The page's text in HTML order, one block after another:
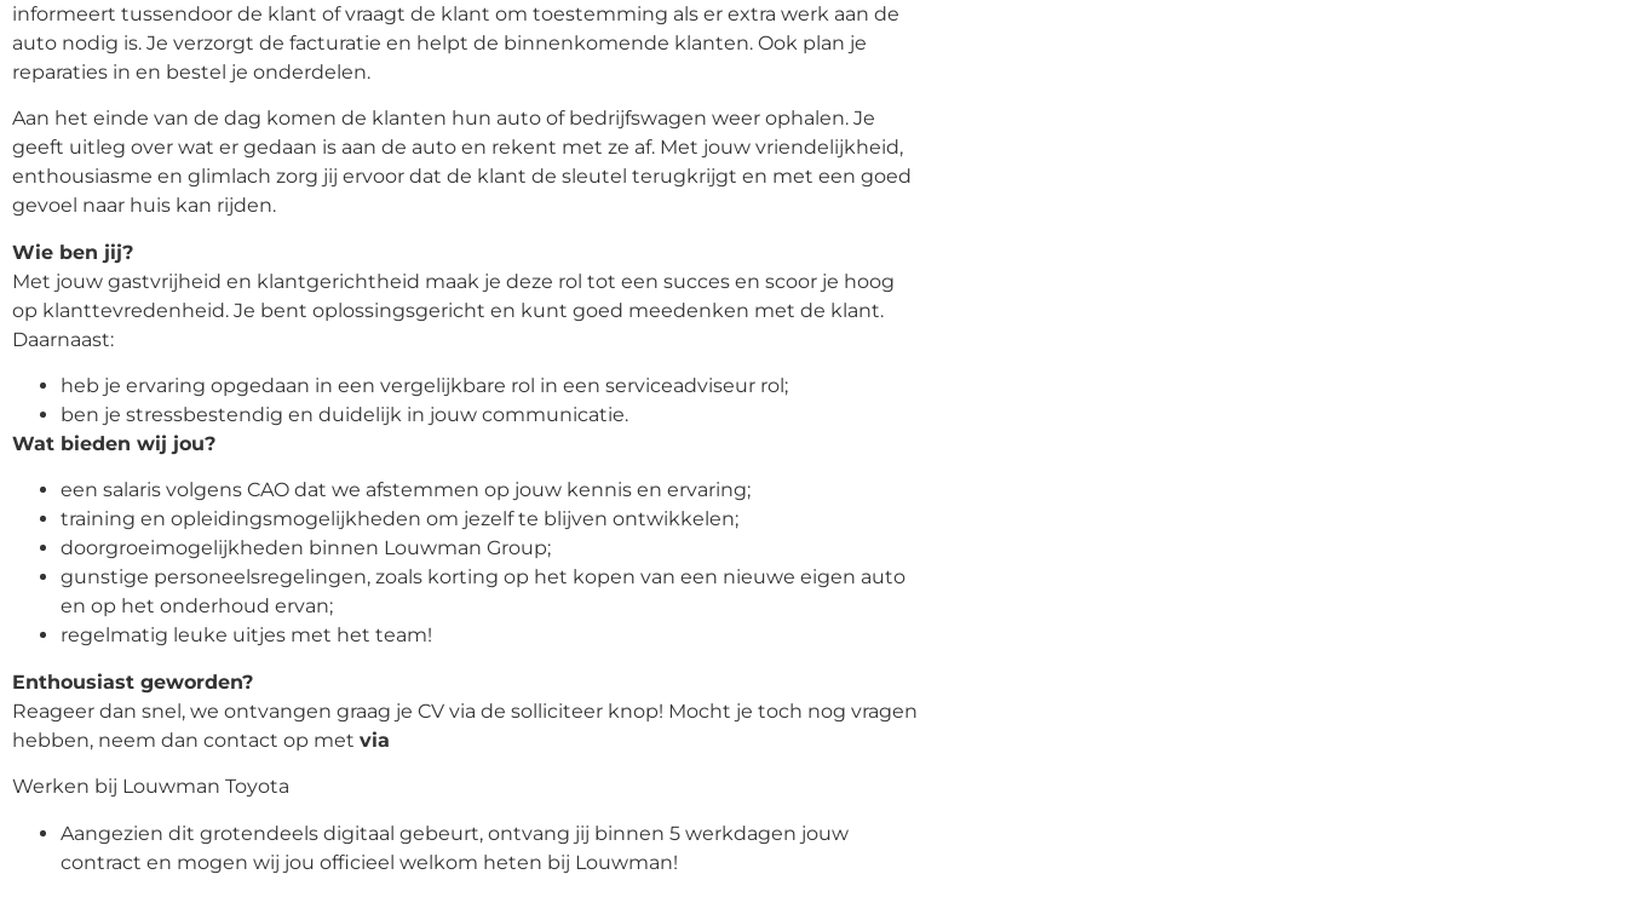
informeert tussendoor de klant of vraagt de klant om toestemming als er extra werk aan de
auto nodig is. Je verzorgt de facturatie en helpt de binnenkomende klanten. Ook plan je
reparaties in en bestel je onderdelen.
Aan het einde van de dag komen de klanten hun auto of bedrijfswagen weer ophalen. Je
geeft uitleg over wat er gedaan is aan de auto en rekent met ze af. Met jouw vriendelijkheid,
enthousiasme en glimlach zorg jij ervoor dat de klant de sleutel terugkrijgt en met een goed
gevoel naar huis kan rijden.
Wie ben jij?
Met jouw gastvrijheid en klantgerichtheid maak je deze rol tot een succes en scoor je hoog
op klanttevredenheid. Je bent oplossingsgericht en kunt goed meedenken met de klant.
Daarnaast:
heb je ervaring opgedaan in een vergelijkbare rol in een serviceadviseur rol;
ben je stressbestendig en duidelijk in jouw communicatie.
Wat bieden wij jou?
een salaris volgens CAO dat we afstemmen op jouw kennis en ervaring;
training en opleidingsmogelijkheden om jezelf te blijven ontwikkelen;
doorgroeimogelijkheden binnen Louwman Group;
gunstige personeelsregelingen, zoals korting op het kopen van een nieuwe eigen auto
en op het onderhoud ervan;
regelmatig leuke uitjes met het team!
Enthousiast geworden?
Reageer dan snel, we ontvangen graag je CV via de solliciteer knop! Mocht je toch nog vragen
hebben, neem dan contact op met via
Werken bij Louwman Toyota
Aangezien dit grotendeels digitaal gebeurt, ontvang jij binnen 5 werkdagen jouw
contract en mogen wij jou officieel welkom heten bij Louwman!